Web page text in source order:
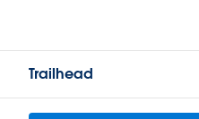
Trailhead